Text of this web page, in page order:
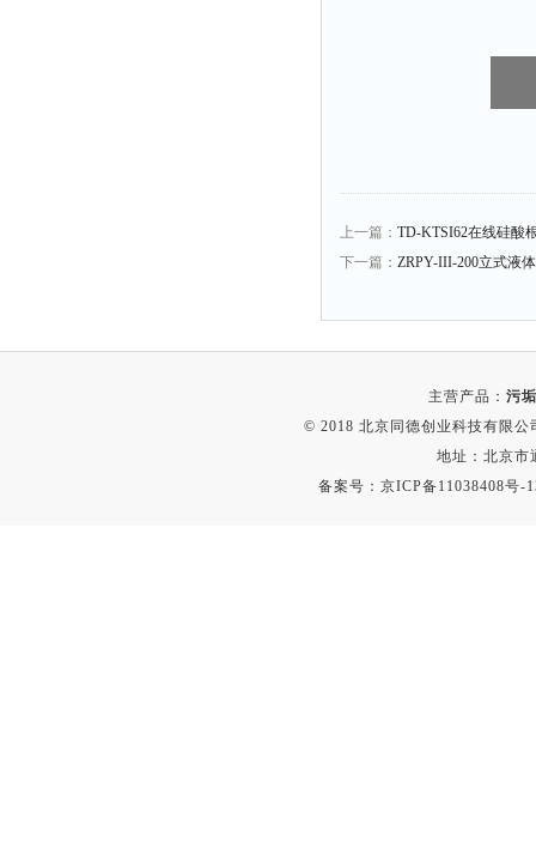
上一篇： TD-KTSI62在线硅酸
下一篇： ZRPY-III-200立式液
主营产品： 污
© 2018 北京同德创业科技有限
地址：北京市
备案号： 京ICP备11038408号-